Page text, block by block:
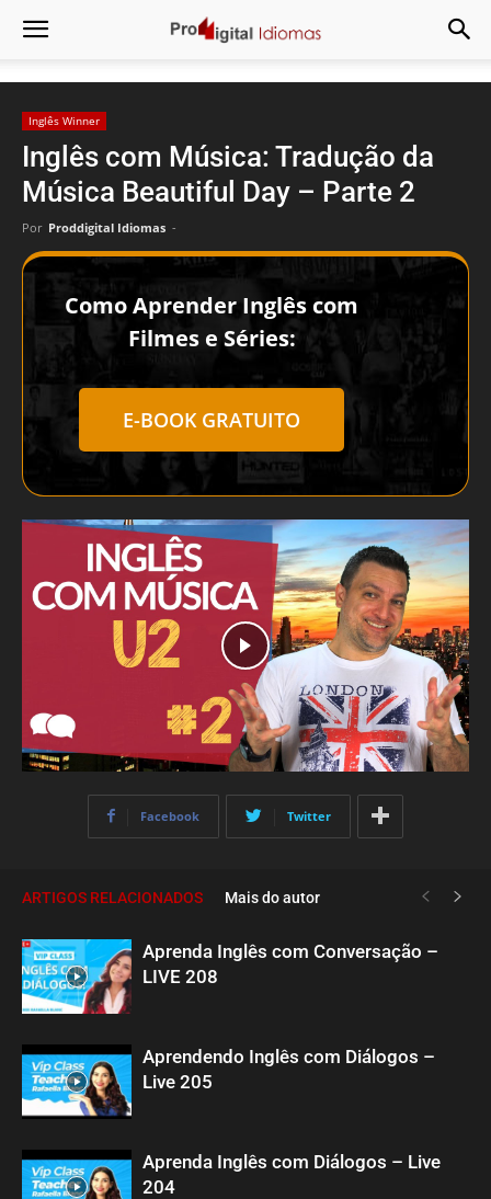
Inglês Winner
Inglês com Música: Tradução da
Música Beautiful Day – Parte 2
Por Proddigital Idiomas -
Como Aprender Inglês com
Filmes e Séries:
E-BOOK GRATUITO
Facebook Twitter
ARTIGOS RELACIONADOS Mais do autor
Aprenda Inglês com Conversação –
LIVE 208
Aprendendo Inglês com Diálogos –
Live 205
Aprenda Inglês com Diálogos – Live
204